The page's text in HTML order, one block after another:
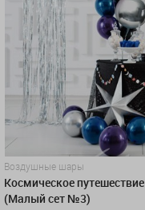
Воздушные шары
Космическое путешествие
(Малый сет №3)